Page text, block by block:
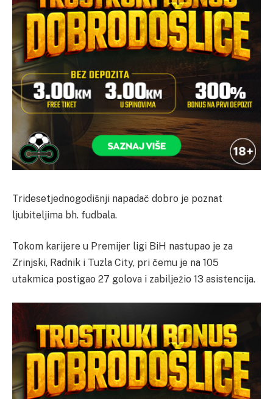
Tridesetjednogodišnji napadač dobro je poznat
ljubiteljima bh. fudbala.
Tokom karijere u Premijer ligi BiH nastupao je za
Zrinjski, Radnik i Tuzla City, pri čemu je na 105
utakmica postigao 27 golova i zabilježio 13 asistencija.